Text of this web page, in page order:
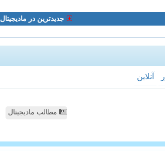
جدیدترین در مادیجیتال
آنلاین
مطالب مادیجیتال